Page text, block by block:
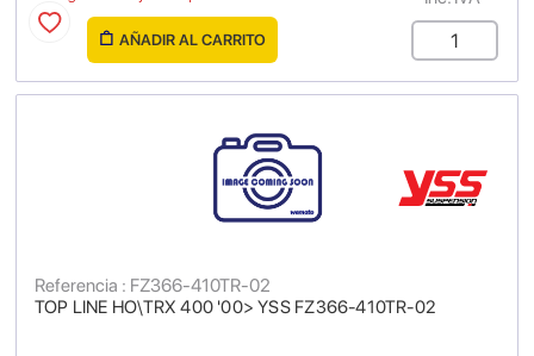
AÑADIR AL CARRITO
TOP LINE HO\TRX 400 '00> YSS FZ366-410TR-02
Referencia : FZ366-410TR-02